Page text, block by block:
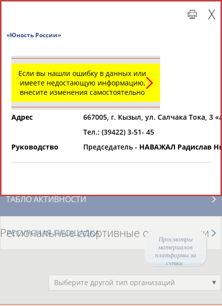
Просмотры
материалов
платформы за
сутки:
Региональные спортивные организации
СВОДНЫЕ ИНДЕКСЫ
ТАБЛО АКТИВНОСТИ
РЕСУРСНАЯ ПЛОЩАДКА
Региональные спортивные организации
Выберите другой тип организаций
Если вы нашли ошибку в данных или
имеете недостающую информацию,
внесите изменения самостоятельно
Адрес
667005, г. Кызыл, ул. Салчака Тока, 3
Тел.: (39422) 3-51- 45
Руководство
Председатель - НАВАЖАЛ Радислав